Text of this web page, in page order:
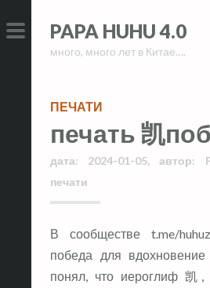
to
PRIMARY
to
PAPA HUHU 4.0
много, много лет в Китае….
ПЕЧАТИ
печать 凯
дата: 2024-01-05, автор:
печати
В сообществе t.me/huhuzi мне дали слово
победа для
понял, что иероглиф 凯,